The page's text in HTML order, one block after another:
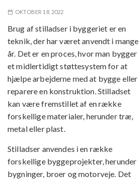
OKTOBER 18, 2022
Brug af stilladser i byggeriet er en
teknik, der har været anvendt i mange
år. Det er en proces, hvor man bygger
et midlertidigt støttesystem for at
hjælpe arbejderne med at bygge eller
reparere en konstruktion. Stilladset
kan være fremstillet af en række
forskellige materialer, herunder træ,
metal eller plast.
Stilladser anvendes i en række
forskellige byggeprojekter, herunder
bygninger, broer og motorveje. Det